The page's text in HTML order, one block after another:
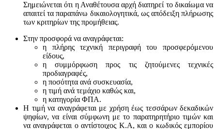
Σημειώνεται ότι η Αναθέτουσα αρχή διατηρεί το δικαίωμα να
απαιτεί τα παραπάνω δικαιολογητικά, ως απόδειξη πλήρωσης
των κριτηρίων της προμήθειας.
Στην προσφορά να αναγράφεται:
η πλήρης τεχνική περιγραφή του προσφερόμενου
είδους,
η συμμόρφωση προς τις ζητούμενες τεχνικές
προδιαγραφές,
η ποσότητα ανά συσκευασία,
η τιμή ανά τεμάχιο καθώς και,
η κατηγορία ΦΠΑ.
Η τιμή να αναγράφεται με χρήση έως τεσσάρων δεκαδικών
ψηφίων, να είναι σύμφωνη με το παρατηρητήριο τιμών και
να αναγράφεται ο αντίστοιχος Κ.Α, και ο κωδικός εμπορίου